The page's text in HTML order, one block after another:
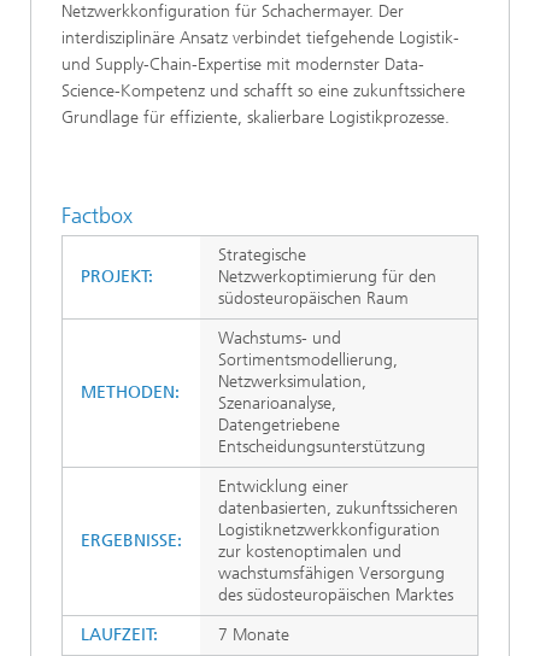
Netzwerkkonfiguration für Schachermayer. Der
interdisziplinäre Ansatz verbindet tiefgehende Logistik-
und Supply-Chain-Expertise mit modernster Data-
Science-Kompetenz und schafft so eine zukunftssichere
Grundlage für effiziente, skalierbare Logistikprozesse.
Factbox
PROJEKT:
Strategische
Netzwerkoptimierung für den
südosteuropäischen Raum
METHODEN:
Wachstums- und
Sortimentsmodellierung,
Netzwerksimulation,
Szenarioanalyse,
Datengetriebene
Entscheidungsunterstützung
ERGEBNISSE:
Entwicklung einer
datenbasierten, zukunftssicheren
Logistiknetzwerkkonfiguration
zur kostenoptimalen und
wachstumsfähigen Versorgung
des südosteuropäischen Marktes
LAUFZEIT:
7 Monate